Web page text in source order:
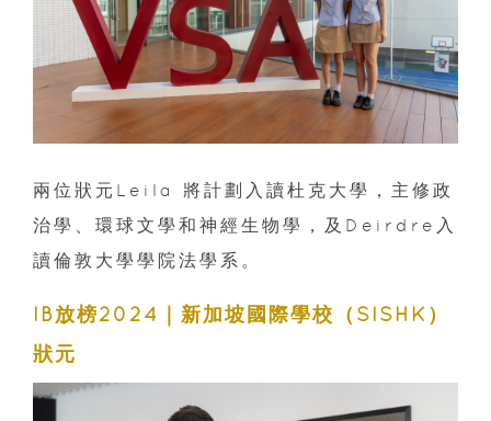
兩位狀元Leila 將計劃入讀杜克大學，主修政
治學、環球文學和神經生物學，及Deirdre入
讀倫敦大學學院法學系。
IB放榜2024｜新加坡國際學校（SISHK）
狀元